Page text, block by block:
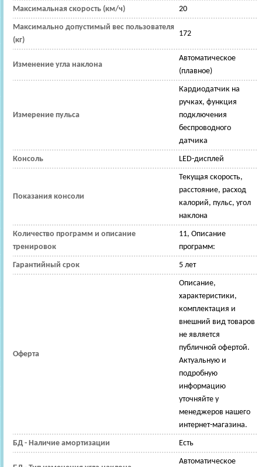
Максимальная скорость (км/ч) 20
Максимально допустимый вес пользователя
(кг)
172
Изменение угла наклона
Автоматическое
(плавное)
Измерение пульса
Кардиодатчик на
ручках, функция
подключения
беспроводного
датчика
Консоль LED-дисплей
Показания консоли
Текущая скорость,
расстояние, расход
калорий, пульс, угол
наклона
Количество программ и описание
тренировок
11, Описание
программ:
Гарантийный срок 5 лет
Оферта
Описание,
характеристики,
комплектация и
внешний вид товаров
не является
публичной офертой.
Актуальную и
подробную
информацию
уточняйте у
менеджеров нашего
интернет-магазина.
БД - Наличие амортизации Есть
Автоматическое